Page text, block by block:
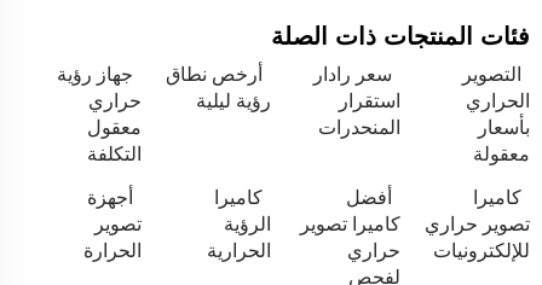
فئات المنتجات ذات الصلة
التصوير
الحراري
بأسعار
معقولة
سعر رادار
استقرار
المنحدرات
أرخص نطاق
رؤية ليلية
جهاز رؤية
حراري
معقول
التكلفة
كاميرا
تصوير حراري
للإلكترونيات
أفضل
كاميرا تصوير
حراري
لفحص
كاميرا
الرؤية
الحرارية
أجهزة
تصوير
الحرارة